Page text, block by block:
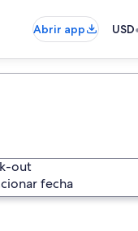
Abrir app USD
out
fecha